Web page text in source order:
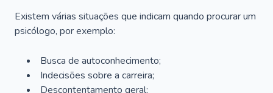
Existem várias situações que indicam quando procurar um
psicólogo, por exemplo:
Busca de autoconhecimento;
Indecisões sobre a carreira;
Descontentamento geral;